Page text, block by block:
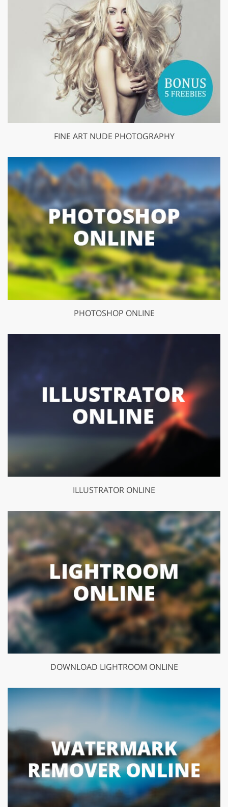
FINE ART NUDE PHOTOGRAPHY
PHOTOSHOP ONLINE
ILLUSTRATOR ONLINE
DOWNLOAD LIGHTROOM ONLINE